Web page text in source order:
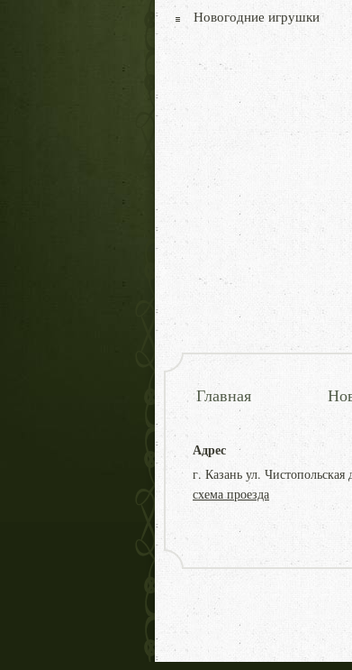
Новогодние игрушки
Главная
Адрес
г. Казань ул. Чистопольская
схема проезда